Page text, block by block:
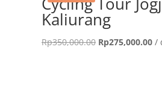
Kaliurang
Rp350,000.00 Original
Rp275,000.00/